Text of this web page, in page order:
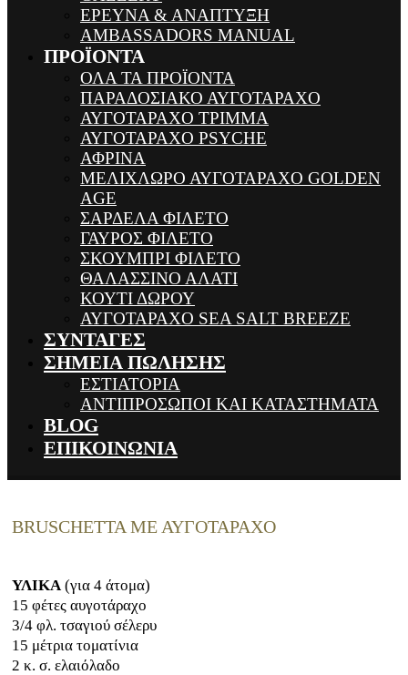
ΕΡΕΥΝΑ & ΑΝΑΠΤΥΞΗ
AMBASSADORS MANUAL
ΠΡΟΪΟΝΤΑ
ΟΛΑ ΤΑ ΠΡΟΪΟΝΤΑ
ΠΑΡΑΔΟΣΙΑΚΟ ΑΥΓΟΤΑΡΑΧΟ
ΑΥΓΟΤΑΡΑΧΟ ΤΡΙΜΜΑ
ΑΥΓΟΤΑΡΑΧΟ PSYCHE
ΑΦΡΙΝΑ
ΜΕΛΙΧΛΩΡΟ ΑΥΓΟΤΑΡΑΧΟ GOLDEN
AGE
ΣΑΡΔΕΛΑ ΦΙΛΕΤΟ
ΓΑΥΡΟΣ ΦΙΛΕΤΟ
ΣΚΟΥΜΠΡΙ ΦΙΛΕΤΟ
ΘΑΛΑΣΣΙΝΟ ΑΛΑΤΙ
ΚΟΥΤΙ ΔΩΡΟΥ
ΑΥΓΟΤΑΡΑΧΟ SEA SALT BREEZE
ΣΥΝΤΑΓΕΣ
ΣΗΜΕΙΑ ΠΩΛΗΣΗΣ
ΕΣΤΙΑΤΟΡΙΑ
ΑΝΤΙΠΡΟΣΩΠΟΙ ΚΑΙ ΚΑΤΑΣΤΗΜΑΤΑ
BLOG
ΕΠΙΚΟΙΝΩΝΙΑ
BRUSCHETTA ΜΕ ΑΥΓΟΤΑΡΑΧΟ
ΥΛΙΚΑ (για 4 άτομα)
15 φέτες αυγοτάραχο
3/4 φλ. τσαγιού σέλερυ
15 μέτρια τοματίνια
2 κ. σ. ελαιόλαδο